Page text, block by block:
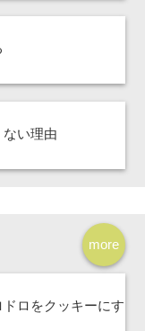
い理由
more
ロをクッキーにす